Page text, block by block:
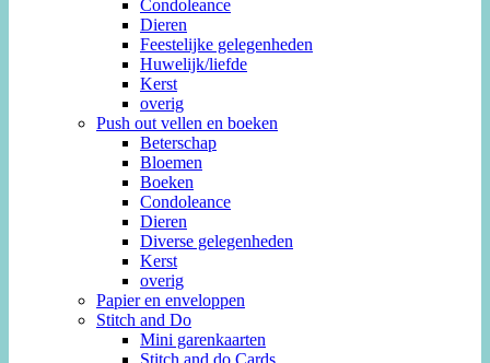
Condoleance
Dieren
Feestelijke gelegenheden
Huwelijk/liefde
Kerst
overig
Push out vellen en boeken
Beterschap
Bloemen
Boeken
Condoleance
Dieren
Diverse gelegenheden
Kerst
overig
Papier en enveloppen
Stitch and Do
Mini garenkaarten